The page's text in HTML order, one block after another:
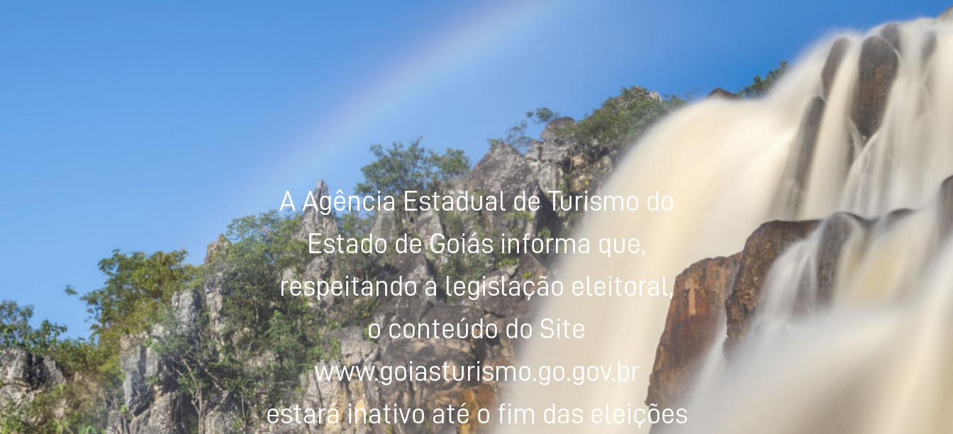
Powered by Tradutor
A Agência Estadual de Turismo do
Estado de Goiás informa que,
respeitando a legislação eleitoral,
o conteúdo do Site
www.goiasturismo.go.gov.br
estará inativo até o fim das eleições